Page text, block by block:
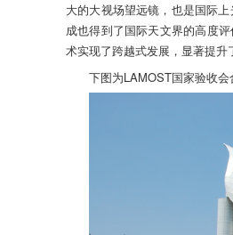
大的大视场望远镜，也是国际
成也得到了国际天文界的高度
术实现了跨越式发展，显著提
下图为LAMOST国家验收会